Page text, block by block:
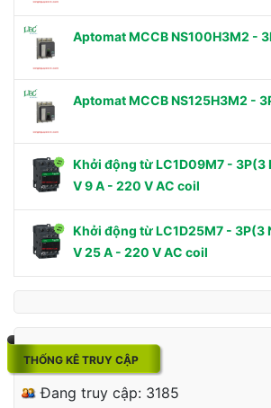
Aptomat MCCB NS100H3M2 -
Aptomat MCCB NS125H3M2 -
Khởi động từ LC1D09M7 - 3P(3
V 9 A - 220 V AC coil
Khởi động từ LC1D25M7 - 3P(3
V 25 A - 220 V AC coil
THỐNG KÊ TRUY CẬP
Đang truy cập: 3185